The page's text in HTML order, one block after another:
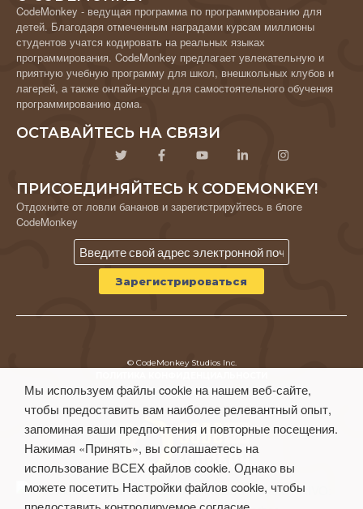
CodeMonkey - ведущая программа по программированию для
детей. Благодаря отмеченным наградами курсам миллионы
студентов учатся кодировать на реальных языках
программирования. CodeMonkey предлагает увлекательную и
приятную учебную программу для школ, внешкольных клубов и
лагерей, а также онлайн-курсы для самостоятельного обучения
программированию дома.
ОСТАВАЙТЕСЬ НА СВЯЗИ
ПРИСОЕДИНЯЙТЕСЬ К CODEMONKEY!
Отдохните от ловли бананов и зарегистрируйтесь в блоге
CodeMonkey
© CodeMonkey Studios Inc.
Условия использования
Мы используем файлы cookie на нашем веб-сайте,
чтобы предоставить вам наиболее релевантный опыт,
запоминая ваши предпочтения и повторные посещения.
Нажимая «Принять», вы соглашаетесь на
использование ВСЕХ файлов cookie. Однако вы
можете посетить Настройки файлов cookie, чтобы